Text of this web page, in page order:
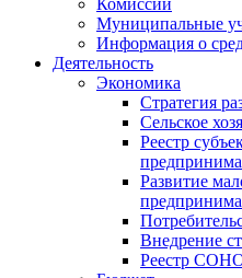
Комиссии
Муниципальные
Информация о
Деятельность
Экономика
Стратегия
Сельское
Реестр
Развитие
Внедрение
Реестр